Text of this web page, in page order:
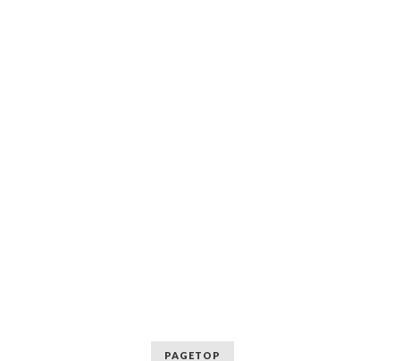
PAGETOP